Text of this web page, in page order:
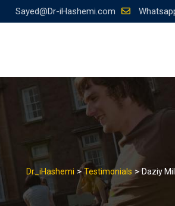
Sayed@Dr-iHashemi.com
>Testimonials >Daziy